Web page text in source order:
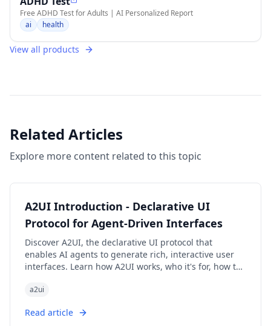
Free ADHD Test for Adults | AI Personalized Report
ai
health
View all products
Related Articles
Explore more content related to this topic
A2UI Introduction - Declarative UI
Protocol for Agent-Driven Interfaces
Discover A2UI, the declarative UI protocol that
enables AI agents to generate rich, interactive user
interfaces. Learn how A2UI works, who it's for, how to
Gemini Enterprise, and Flutter GenUI SDK.
a2ui
Read article